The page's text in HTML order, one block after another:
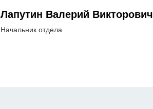
Лапутин Валерий Викторович
Начальник отдела